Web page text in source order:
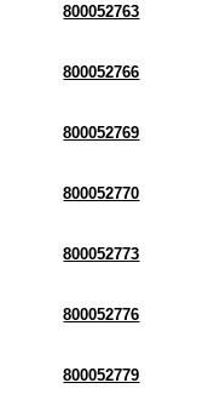
800052763
800052766
800052769
800052770
800052773
800052776
800052779